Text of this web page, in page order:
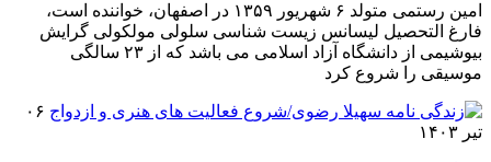
امین رستمی متولد ۶ شهریور ۱۳۵۹ در اصفهان، خواننده است،
فارغ التحصیل لیسانس زیست شناسی سلولی مولکولی گرایش
بیوشیمی از دانشگاه آزاد اسلامی می باشد که از ۲۳ سالگی
موسیقی را شروع کرد
۰۶
تیر ۱۴۰۳